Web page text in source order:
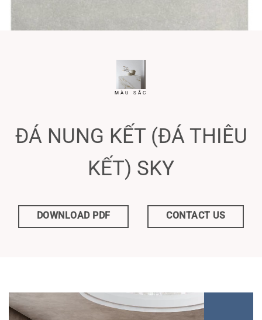
MÀU SẮC
ĐÁ NUNG KẾT (ĐÁ THIÊU
KẾT) SKY
DOWNLOAD PDF CONTACT US